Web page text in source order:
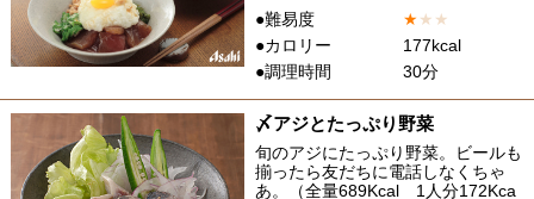
●難易度
★★ ★
●カロリー
177kcal
●調理時間
30分
〆アジとたっぷり野菜
旬のアジにたっぷり野菜。ビールも
揃ったら友だちに電話しなくちゃ
あ。（全量689Kcal 1人分172Kca